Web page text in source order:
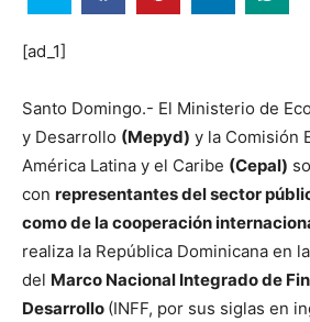
[ad_1]
Santo Domingo.- El Ministerio de
y Desarrollo (Mepyd) y la Comisión
América Latina y el Caribe (Cepal)
con representantes del sector
como de la cooperación
realiza la República Dominicana en
del Marco Nacional Integrado de
Desarrollo (INFF, por sus siglas en